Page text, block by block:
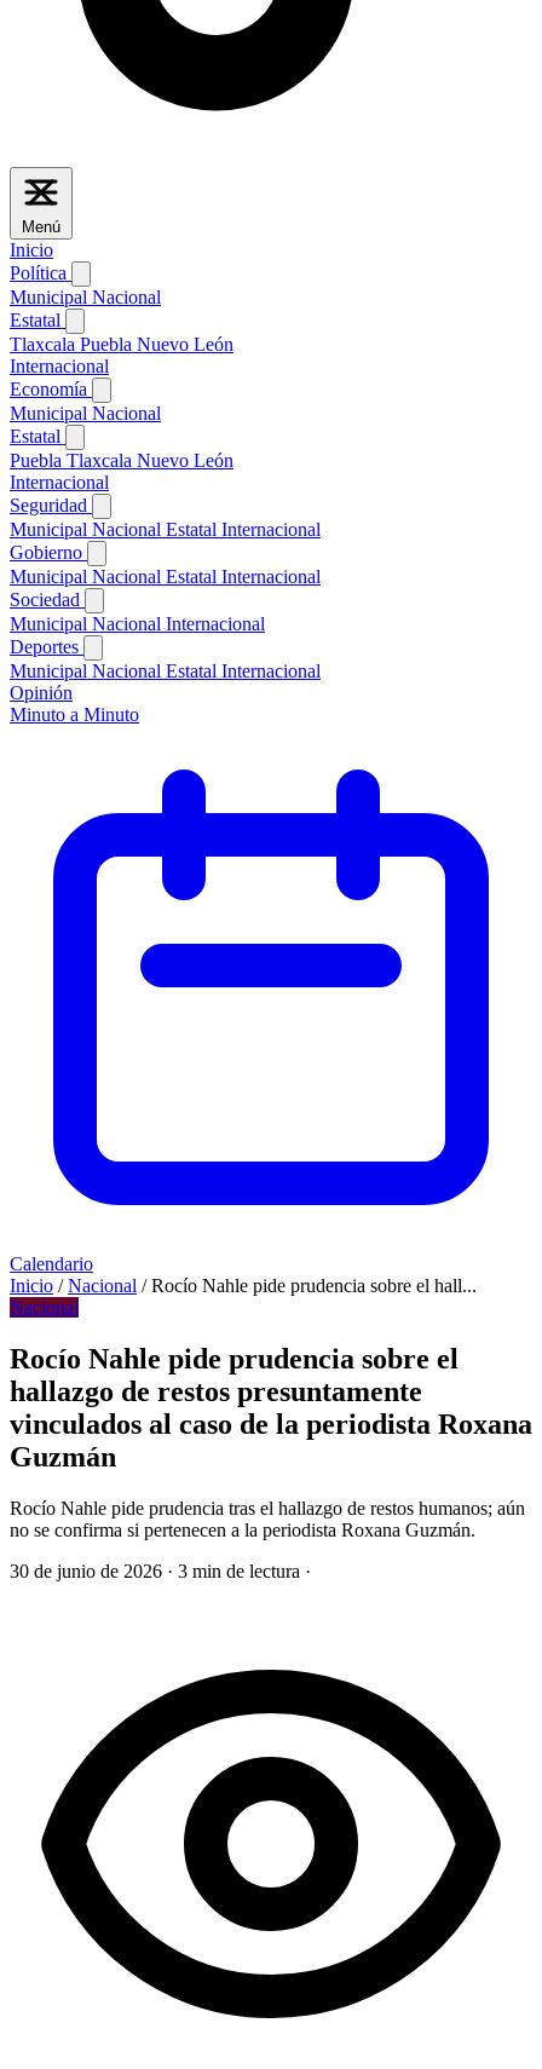
Menú
Inicio
Política
Municipal Nacional
Estatal
Tlaxcala Puebla Nuevo León
Internacional
Economía
Municipal Nacional
Estatal
Puebla Tlaxcala Nuevo León
Internacional
Seguridad
Municipal Nacional Estatal Internacional
Gobierno
Municipal Nacional Estatal Internacional
Sociedad
Municipal Nacional Internacional
Deportes
Municipal Nacional Estatal Internacional
Opinión
Minuto a Minuto
Calendario
Inicio / Nacional / Rocío Nahle pide prudencia sobre el hall...
Nacional
Rocío Nahle pide prudencia sobre el
hallazgo de restos presuntamente
vinculados al caso de la periodista Roxana
Guzmán
Rocío Nahle pide prudencia tras el hallazgo de restos humanos; aún
no se confirma si pertenecen a la periodista Roxana Guzmán.
30 de junio de 2026 · 3 min de lectura ·